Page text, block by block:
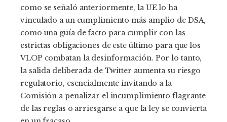
como se señaló anteriormente, la UE lo ha
vinculado a un cumplimiento más amplio de DSA,
como una guía de facto para cumplir con las
estrictas obligaciones de este último para que los
VLOP combatan la desinformación. Por lo tanto,
la salida deliberada de Twitter aumenta su riesgo
regulatorio, esencialmente invitando a la
Comisión a penalizar el incumplimiento flagrante
de las reglas o arriesgarse a que la ley se convierta